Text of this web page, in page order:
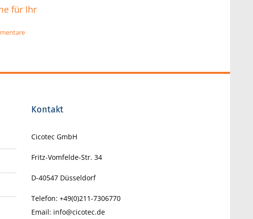
für Ihr
Kontakt
Cicotec GmbH
Fritz-Vomfelde-Str. 34
D-40547 Düsseldorf
Telefon:+49(0)211-7306770
Email: info@cicotec.de